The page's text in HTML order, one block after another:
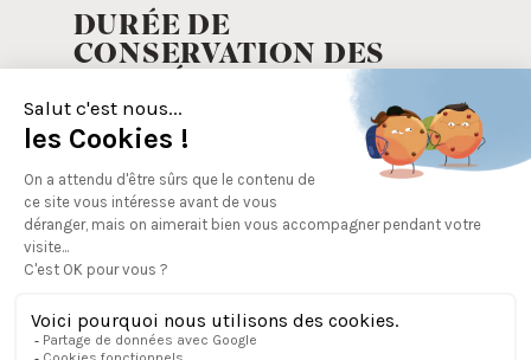
DURÉE DE
CONSERVATION DES
La durée d'utilité administrative (DUA) est la
durée pendant laquelle les documents,
données ou informations archivés doivent
être conservés et gardés en état d'être
consultés et utilisés, soit par ceux qui les
ont produits, soit par des services
durées d'utilité administrative (DUA)
gérées par Hôtel Atlantique. La DUA couvre la
durée de conservation en base active et en